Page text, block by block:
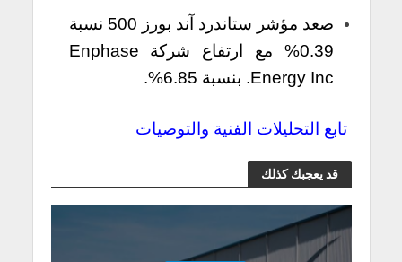
صعد مؤشر ستاندرد آند بورز 500 نسبة
0.39% مع ارتفاع شركة Enphase
Energy Inc. بنسبة 6.85%.
تابع التحليلات الفنية والتوصيات
قد يعجبك كذلك